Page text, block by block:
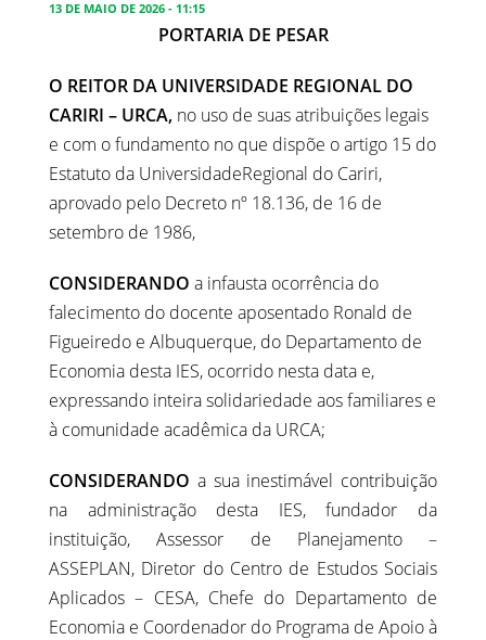
13 DE MAIO DE 2026 - 11:15
PORTARIA DE PESAR
O REITOR DA UNIVERSIDADE REGIONAL DO
CARIRI – URCA, no uso de suas atribuições legais
e com o fundamento no que dispõe o artigo 15 do
Estatuto da UniversidadeRegional do Cariri,
aprovado pelo Decreto nº 18.136, de 16 de
setembro de 1986,
CONSIDERANDO a infausta ocorrência do
falecimento do docente aposentado Ronald de
Figueiredo e Albuquerque, do Departamento de
Economia desta IES, ocorrido nesta data e,
expressando inteira solidariedade aos familiares e
à comunidade acadêmica da URCA;
CONSIDERANDO a sua inestimável contribuição
na administração desta IES, fundador da
instituição, Assessor de Planejamento –
ASSEPLAN, Diretor do Centro de Estudos Sociais
Aplicados – CESA, Chefe do Departamento de
Economia e Coordenador do Programa de Apoio à